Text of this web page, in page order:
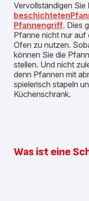
Vervollständigen Sie
Pfannengriff. Dies
Pfanne nicht nur auf
Ofen zu nutzen.
können Sie die
stellen. Und nicht
denn Pfannen mit
spielerisch stapeln
Küchenschrank.
Was ist eine